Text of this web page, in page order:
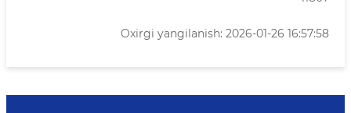
Oxirgi yangilanish: 2026-01-26 16:57:58